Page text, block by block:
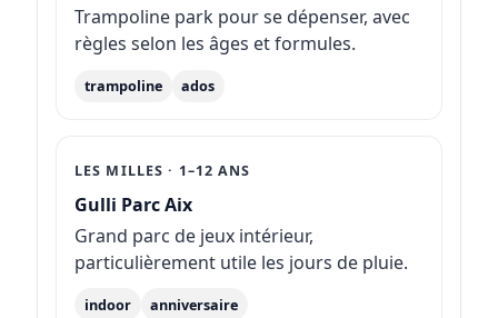
Trampoline park pour se dépenser, avec
règles selon les âges et formules.
trampoline ados
LES MILLES · 1–12 ANS
Gulli Parc Aix
Grand parc de jeux intérieur,
particulièrement utile les jours de pluie.
indoor anniversaire